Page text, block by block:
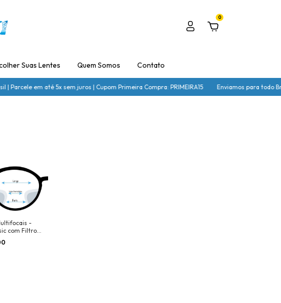
0
Suas Lentes Quem Somos Contato
| Parcele em até 5x sem juros | Cupom Primeira Compra: PRIMEIRA15 Enviamos para todo
-
com Filtro